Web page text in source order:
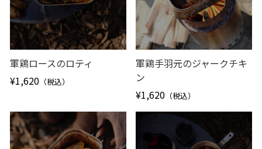
軍鶏ロースのロティ
¥1,620 （税込）
軍鶏手羽元のジャークチキ
ン
¥1,620 （税込）